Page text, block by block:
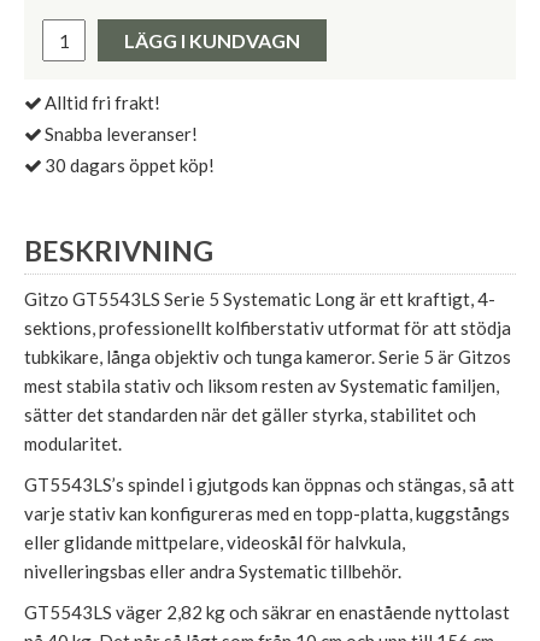
Pris:
LÄGG I KUNDVAGN
Alltid fri frakt!
Snabba leveranser!
30 dagars öppet köp!
BESKRIVNING
Gitzo GT5543LS Serie 5 Systematic Long är ett kraftigt, 4-
sektions, professionellt kolfiberstativ utformat för att stödja
tubkikare, långa objektiv och tunga kameror. Serie 5 är Gitzos
mest stabila stativ och liksom resten av Systematic familjen,
sätter det standarden när det gäller styrka, stabilitet och
modularitet.
GT5543LS’s spindel i gjutgods kan öppnas och stängas, så att
varje stativ kan konfigureras med en topp-platta, kuggstångs
eller glidande mittpelare, videoskål för halvkula,
nivelleringsbas eller andra Systematic tillbehör.
GT5543LS väger 2,82 kg och säkrar en enastående nyttolast